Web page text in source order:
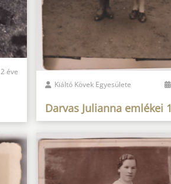
2 éve
Kiáltó Kövek Egyesülete
Darvas Julianna emlékei 1